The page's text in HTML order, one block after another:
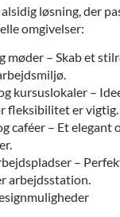
løsning, der
omgivelser:
møder – Skab et
kursuslokaler –
fleksibilitet er vigtig.
caféer – Et elegant
–
arbejdsstation.